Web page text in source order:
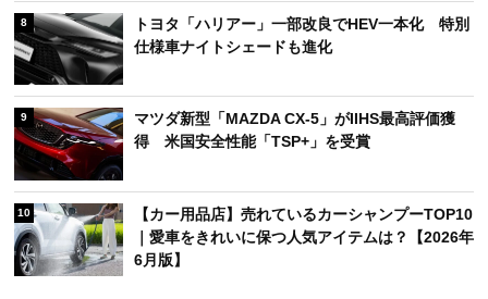
8
トヨタ「ハリアー」一部改良でHEV一本化 特別
仕様車ナイトシェードも進化
9
マツダ新型「MAZDA CX-5」がIIHS最高評価獲
得 米国安全性能「TSP+」を受賞
10
【カー用品店】売れているカーシャンプーTOP10
｜愛車をきれいに保つ人気アイテムは？【2026年
6月版】